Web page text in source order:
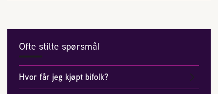
Min side (Rubic)
Dampsagveien 14
2004 Lillestrøm
TEL 63 94 20 80
Ofte stilte spørsmål
Hvor får jeg kjøpt bifolk?